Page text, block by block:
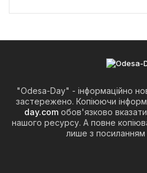
"Odesa-Day" - інформаційно
застережено. Копіюючи
day.com обов'язково
нашого ресурсу. А повне
лише з